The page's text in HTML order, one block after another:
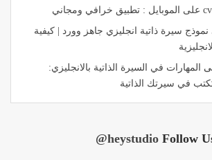
نموذج سيرة ذاتية انجليزي جاهز وورد | كيفية
المهارات في السيرة الذاتية بالانجليزي:
في سيرتك الذاتية
Follow
@heystudio